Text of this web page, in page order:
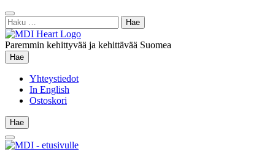
Siirry
sisältöön
Sulje
hae
Haku:
Paremmin kehittyvää ja kehittävää Suomea
Hae
Hae
Yhteystiedot
In English
Ostoskori
Hae
Hae
Main
Menu